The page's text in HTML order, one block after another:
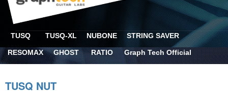
TUSQ TUSQ-XL NUBONE STRING SAVER
RESOMAX GHOST RATIO Graph Tech Official
TUSQ NUT